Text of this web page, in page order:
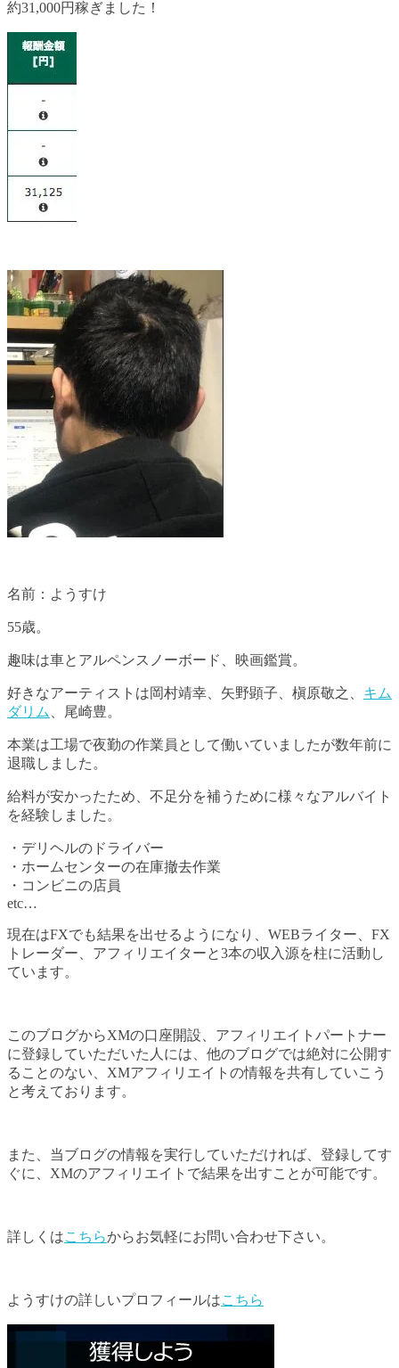
約31,000円稼ぎました！
名前：ようすけ
55歳。
趣味は車とアルペンスノーボード、映画鑑賞。
好きなアーティストは岡村靖幸、矢野顕子、槇原敬之、 キム
ダリム
、尾崎豊。
本業は工場で夜勤の作業員として働いていましたが数年前に
退職しました。
給料が安かったため、不足分を補うために様々なアルバイト
を経験しました。
・デリヘルのドライバー
・ホームセンターの在庫撤去作業
・コンビニの店員
etc…
現在はFXでも結果を出せるようになり、WEBライター、FX
トレーダー、アフィリエイターと3本の収入源を柱に活動し
ています。
このブログからXMの口座開設、アフィリエイトパートナー
に登録していただいた人には、他のブログでは絶対に公開す
ることのない、XMアフィリエイトの情報を共有していこう
と考えております。
また、当ブログの情報を実行していただければ、登録してす
ぐに、XMのアフィリエイトで結果を出すことが可能です。
詳しくはこちらからお気軽にお問い合わせ下さい。
ようすけの詳しいプロフィールはこちら